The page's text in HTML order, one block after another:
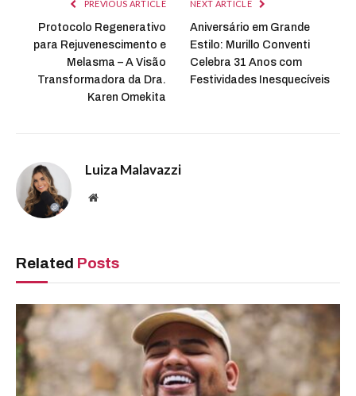
PREVIOUS ARTICLE
Protocolo Regenerativo
para Rejuvenescimento e
Melasma – A Visão
Transformadora da Dra.
Karen Omekita
NEXT ARTICLE
Aniversário em Grande
Estilo: Murillo Conventi
Celebra 31 Anos com
Festividades Inesquecíveis
Luiza Malavazzi
Website
Related Posts